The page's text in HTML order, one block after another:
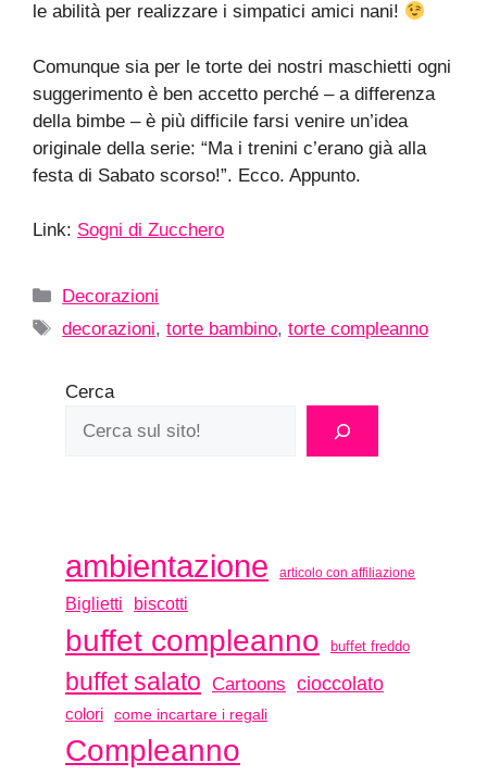
le abilità per realizzare i simpatici amici nani!
Comunque sia per le torte dei nostri maschietti ogni
suggerimento è ben accetto perché – a differenza
della bimbe – è più difficile farsi venire un’idea
originale della serie: “Ma i trenini c’erano già alla
festa di Sabato scorso!”. Ecco. Appunto.
Link: Sogni di Zucchero
Categorie
Decorazioni
Tag
decorazioni,torte bambino,torte compleanno
Cerca
ambientazione articolo con affiliazione
Biglietti biscotti
buffet compleanno buffet freddo
buffet salato Cartoons cioccolato
colori come incartare i regali
Compleanno